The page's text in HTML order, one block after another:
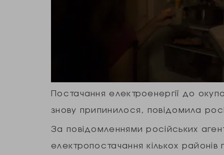
Постачання електроенергії до
знову припинилося, повідомила
За повідомленнями російських
електропостачання кількох